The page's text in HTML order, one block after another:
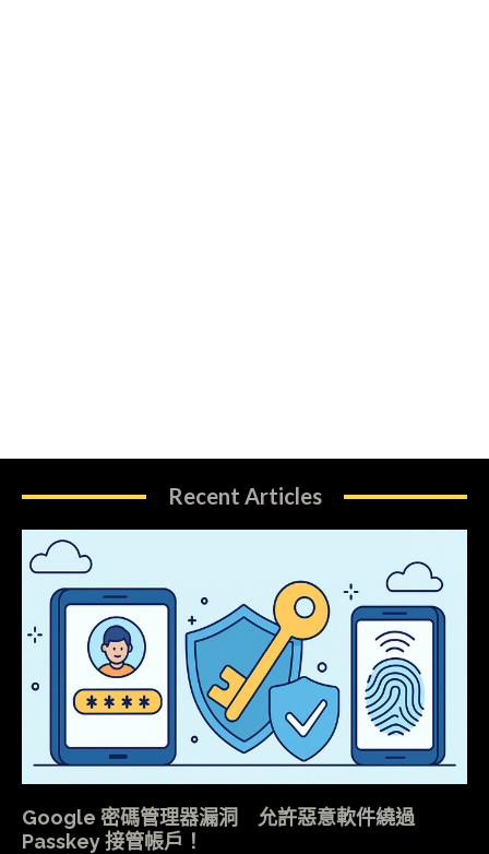
Recent Articles
Google 密碼管理器漏洞 允許惡意軟件繞過
Passkey 接管帳戶！